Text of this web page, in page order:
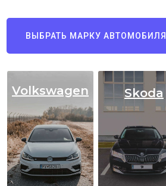
ВЫБРАТЬ МАРКУ АВТОМОБИЛЯ
Volkswagen Skoda